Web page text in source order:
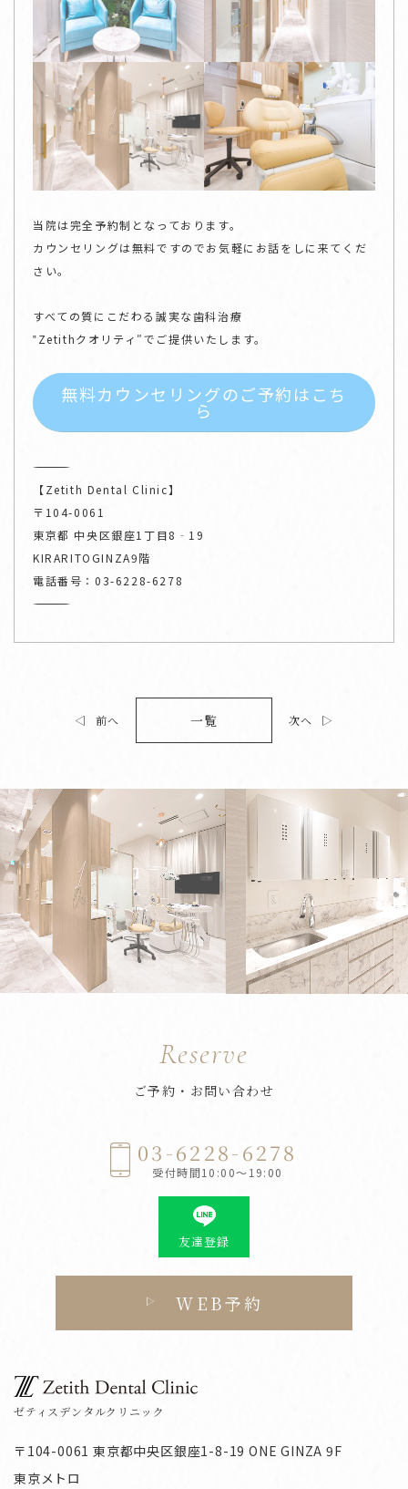
当院は完全予約制となっております。
カウンセリングは無料ですのでお気軽にお話をしに来てくだ
さい。
すべての質にこだわる誠実な歯科治療
‟Zetithクオリティ″でご提供いたします。
無料カウンセリングのご予約はこち
ら
――――――――――――――
【Zetith Dental Clinic】
〒104-0061
東京都 中央区銀座1丁目8‐19
KIRARITOGINZA9階
電話番号：03-6228-6278
――――――――――――――
◁ 前へ 一覧 次へ ▷
Reserve
ご予約・お問い合わせ
03-6228-6278
受付時間10:00～19:00
友達登録
WEB予約
ゼティスデンタルクリニック
〒104-0061 東京都中央区銀座1-8-19 ONE GINZA 9F
東京メトロ